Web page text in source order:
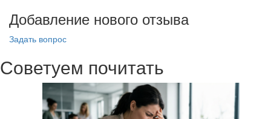
Добавление нового отзыва
Задать вопрос
Советуем почитать